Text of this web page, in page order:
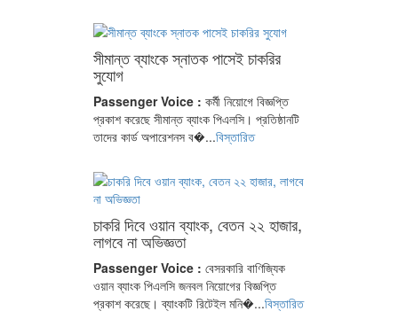
সীমান্ত ব্যাংকে স্নাতক পাসেই চাকরির
সুযোগ
Passenger Voice : কর্মী নিয়োগে বিজ্ঞপ্তি
প্রকাশ করেছে সীমান্ত ব্যাংক পিএলসি। প্রতিষ্ঠানটি
তাদের কার্ড অপারেশনস ব�...বিস্তারিত
চাকরি দিবে ওয়ান ব্যাংক, বেতন ২২ হাজার,
লাগবে না অভিজ্ঞতা
Passenger Voice : বেসরকারি বাণিজ্যিক
ওয়ান ব্যাংক পিএলসি জনবল নিয়োগের বিজ্ঞপ্তি
প্রকাশ করেছে। ব্যাংকটি রিটেইল মনি�...বিস্তারিত